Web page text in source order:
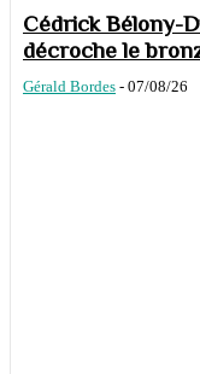
Cédrick Bélony-
décroche le
Gérald Bordes - 07/08/26